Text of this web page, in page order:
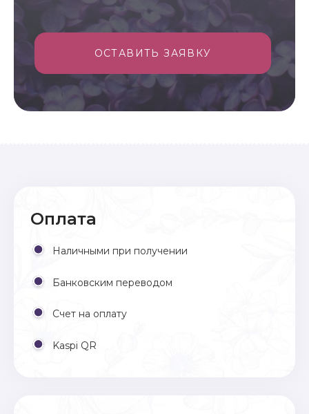
ОСТАВИТЬ ЗАЯВКУ
Оплата
Наличными при получении
Банковским переводом
Счет на оплату
Kaspi QR